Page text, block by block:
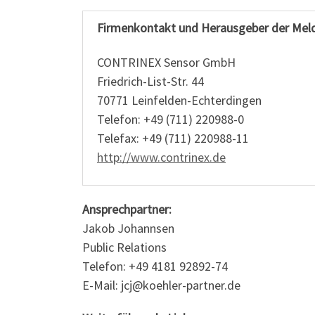
Firmenkontakt und Herausgeber der
CONTRINEX Sensor GmbH
Friedrich-List-Str. 44
70771 Leinfelden-Echterdingen
Telefon: +49 (711) 220988-0
Telefax: +49 (711) 220988-11
http://www.contrinex.de
Ansprechpartner:
Jakob Johannsen
Public Relations
Telefon: +49 4181 92892-74
E-Mail: jcj@koehler-partner.de